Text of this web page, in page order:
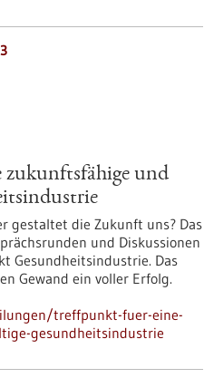
und
gestaltet die Zukunft uns? Das
und Diskussionen
Gesundheitsindustrie. Das
Gewand ein voller Erfolg.
treffpunkt-fuer-eine-
gesundheitsindustrie